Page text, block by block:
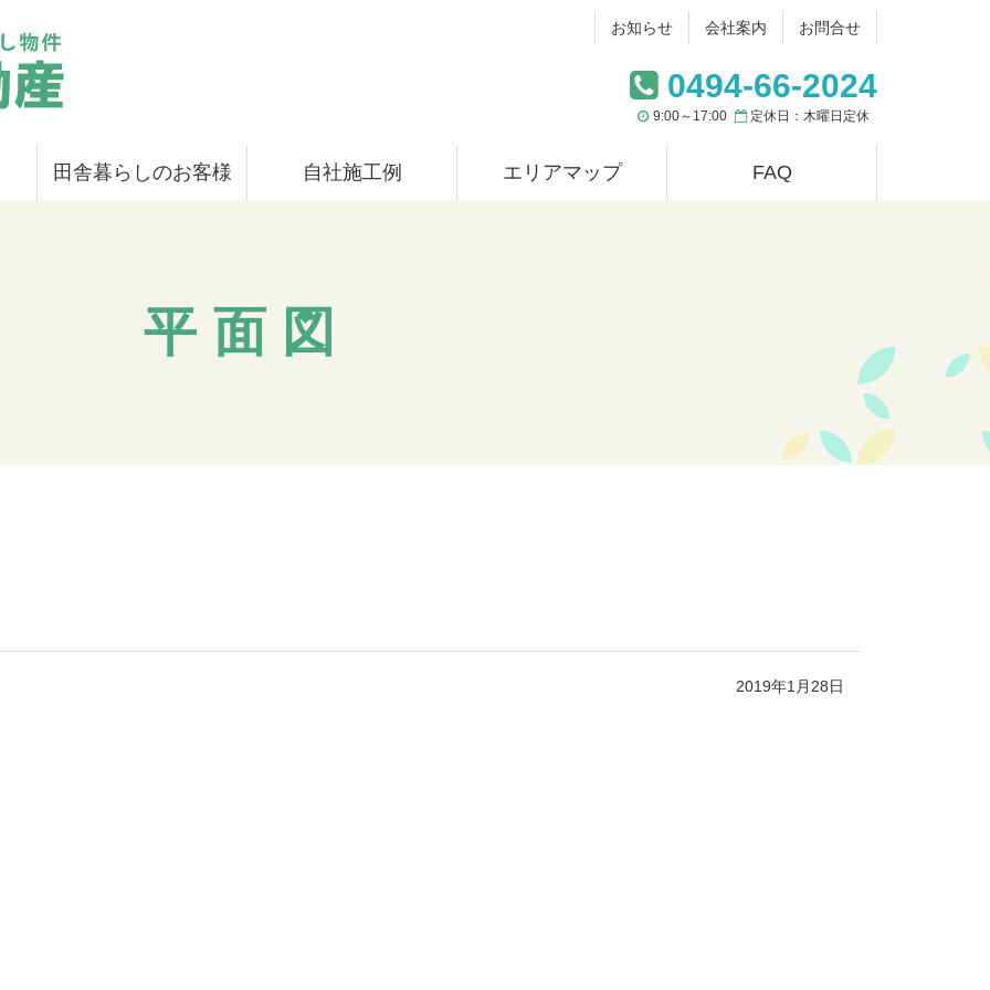
0494-66-2024
9:00～17:00 定休日：木曜日定休
お知らせ 会社案内 お問合せ
田舎暮らしのお客様 自社施工例 エリアマップ FAQ
平面図
2019年1月28日